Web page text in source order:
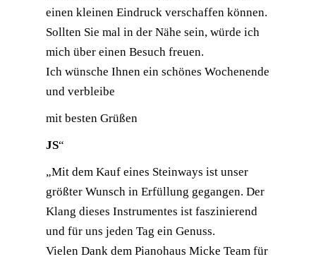
einen kleinen Eindruck verschaffen können.
Sollten Sie mal in der Nähe sein, würde ich
mich über einen Besuch freuen.
Ich wünsche Ihnen ein schönes Wochenende
und verbleibe
mit besten Grüßen
JS“
„Mit dem Kauf eines Steinways ist unser
größter Wunsch in Erfüllung gegangen. Der
Klang dieses Instrumentes ist faszinierend
und für uns jeden Tag ein Genuss.
Vielen Dank dem Pianohaus Micke Team für